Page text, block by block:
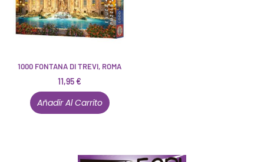
1000 FONTANA DI TREVI, ROMA
11,95€
Añadir Al Carrito